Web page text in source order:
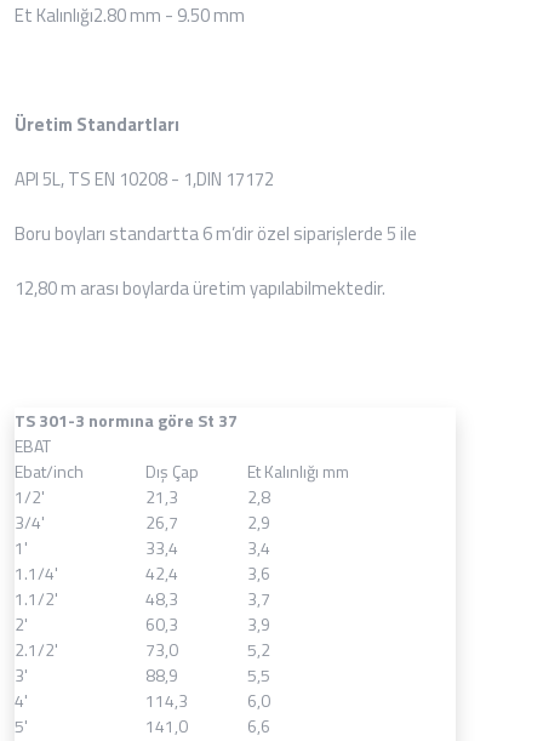
Et Kalınlığı2.80 mm - 9.50 mm
Üretim Standartları
API 5L, TS EN 10208 - 1,DIN 17172
Boru boyları standartta 6 m’dir özel siparişlerde 5 ile
12,80 m arası boylarda üretim yapılabilmektedir.
TS 301-3 normına göre St 37
EBAT
Ebat/inch
Dış Çap
Et Kalınlığı mm
1/2'
21,3
2,8
3/4'
26,7
2,9
1'
33,4
3,4
1.1/4'
42,4
3,6
1.1/2'
48,3
3,7
2'
60,3
3,9
2.1/2'
73,0
5,2
3'
88,9
5,5
4'
114,3
6,0
5'
141,0
6,6